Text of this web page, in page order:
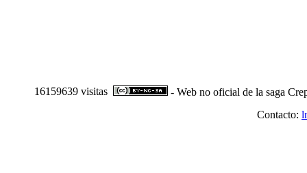
16159639 visitas
- Web no oficial de la saga
Contacto: